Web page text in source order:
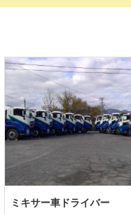
ミキサー車ドライバー